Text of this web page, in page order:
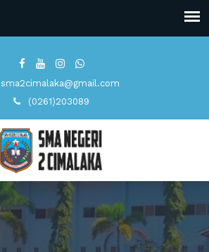
sma2cimalaka@gmail.com
(0261)203089